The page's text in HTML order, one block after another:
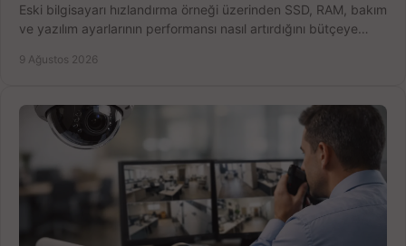
Eski bilgisayarı hızlandırma örneği üzerinden SSD, RAM, bakım
ve yazılım ayarlarının performansı nasıl artırdığını bütçeye
9 Ağustos 2026